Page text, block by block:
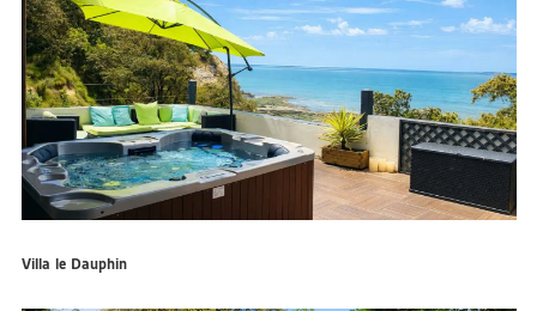
Villa le Dauphin